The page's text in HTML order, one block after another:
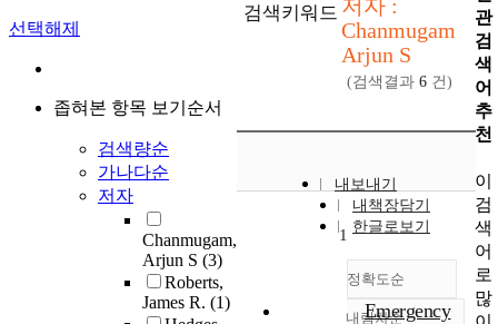
선택해제
좁혀본 항목 보기순서
검색량순
가나다순
저자
Chanmugam,
Arjun S (3)
Roberts,
James R. (1)
검색키워드 저자 :
Chanmugam
Arjun S
(검색결과 6 건)
내보내기
내책장담기
한글로보기
정확도순
내림차순
1
Emergency
관
검
색
어
추
천
이
검
색
어
로
많